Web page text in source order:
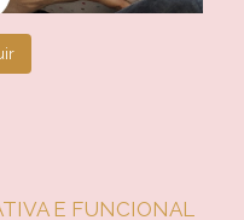
E FUNCIONAL